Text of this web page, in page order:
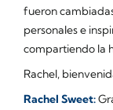
fueron
personales e
compartiendo la
Rachel,
Rachel Sweet: